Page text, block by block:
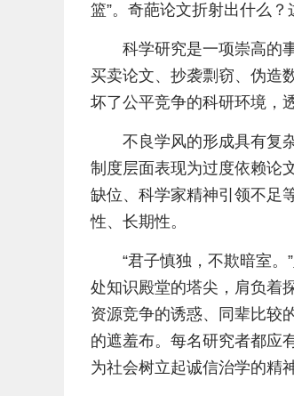
篮”。奇葩论文折射出什么
科学研究是一项崇高的
买卖论文、抄袭剽窃、伪造
坏了公平竞争的科研环境，
不良学风的形成具有复
制度层面表现为过度依赖论
缺位、科学家精神引领不足
性、长期性。
“君子慎独，不欺暗室
处知识殿堂的塔尖，肩负着
资源竞争的诱惑、同辈比较
的遮羞布。每名研究者都应
为社会树立起诚信治学的精